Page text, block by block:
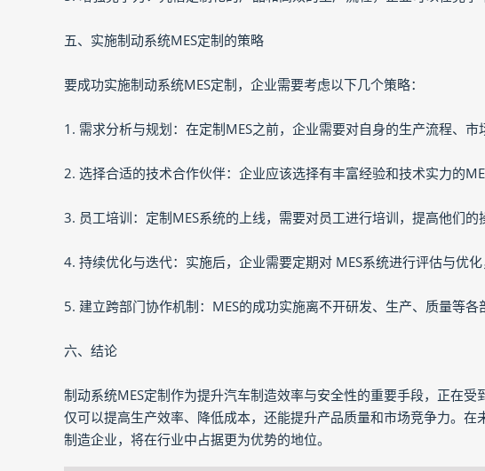
五、实施制动系统MES定制的策略
要成功实施制动系统MES定制，企业需要考虑以下几个策略：
1. 需求分析与规划：在定制MES之前，企业需要对自身的生产流程、市
2. 选择合适的技术合作伙伴：企业应该选择有丰富经验和技术实力的
3. 员工培训：定制MES系统的上线，需要对员工进行培训，提高他们的
4. 持续优化与迭代：实施后，企业需要定期对 MES系统进行评估与优
5. 建立跨部门协作机制：MES的成功实施离不开研发、生产、质量等各
六、结论
制动系统MES定制作为提升汽车制造效率与安全性的重要手段，正在
仅可以提高生产效率、降低成本，还能提升产品质量和市场竞争力。
制造企业，将在行业中占据更为优势的地位。